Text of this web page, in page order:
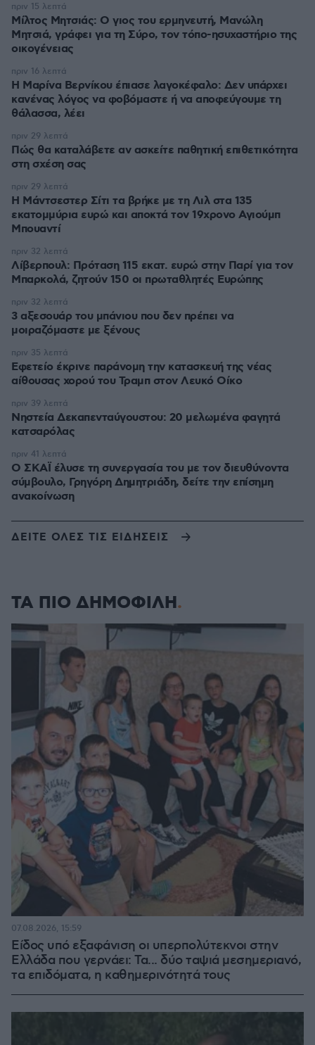
Μίλτος Μητσιάς: Ο γιος του ερμηνευτή, Μανώλη
Μητσιά, γράφει για τη Σύρο, τον τόπο-ησυχαστήριο της
οικογένειας
πριν 15 λεπτά
Η Μαρίνα Βερνίκου έπιασε λαγοκέφαλο: Δεν υπάρχει
κανένας λόγος να φοβόμαστε ή να αποφεύγουμε τη
θάλασσα, λέει
πριν 16 λεπτά
Πώς θα καταλάβετε αν ασκείτε παθητική επιθετικότητα
στη σχέση σας
πριν 29 λεπτά
Η Μάντσεστερ Σίτι τα βρήκε με τη Λιλ στα 135
εκατομμύρια ευρώ και αποκτά τον 19χρονο Αγιούμπ
Μπουαντί
πριν 29 λεπτά
Λίβερπουλ: Πρόταση 115 εκατ. ευρώ στην Παρί για τον
Μπαρκολά, ζητούν 150 οι πρωταθλητές Ευρώπης
πριν 32 λεπτά
3 αξεσουάρ του μπάνιου που δεν πρέπει να
μοιραζόμαστε με ξένους
πριν 32 λεπτά
Εφετείο έκρινε παράνομη την κατασκευή της νέας
αίθουσας χορού του Τραμπ στον Λευκό Οίκο
πριν 35 λεπτά
Νηστεία Δεκαπενταύγουστου: 20 μελωμένα φαγητά
κατσαρόλας
πριν 39 λεπτά
Ο ΣΚΑΪ έλυσε τη συνεργασία του με τον διευθύνοντα
σύμβουλο, Γρηγόρη Δημητριάδη, δείτε την επίσημη
ανακοίνωση
πριν 41 λεπτά
ΔΕΙΤΕ ΟΛΕΣ ΤΙΣ ΕΙΔΗΣΕΙΣ
ΤΑ ΠΙΟ ΔΗΜΟΦΙΛΗ
Είδος υπό εξαφάνιση οι υπερπολύτεκνοι στην
Ελλάδα που γερνάει: Τα... δύο ταψιά μεσημεριανό,
τα επιδόματα, η καθημερινότητά τους
07.08.2026, 15:59